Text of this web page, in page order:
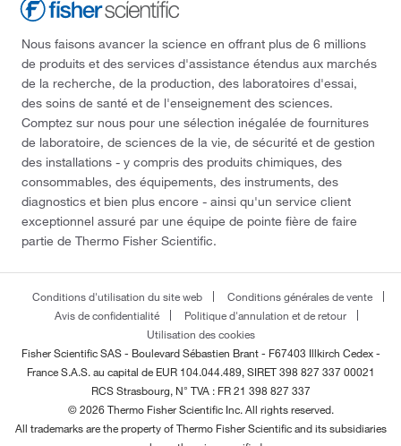
Nous faisons avancer la science en offrant plus de 6 millions
de produits et des services d'assistance étendus aux marchés
de la recherche, de la production, des laboratoires d'essai,
des soins de santé et de l'enseignement des sciences.
Comptez sur nous pour une sélection inégalée de fournitures
de laboratoire, de sciences de la vie, de sécurité et de gestion
des installations - y compris des produits chimiques, des
consommables, des équipements, des instruments, des
diagnostics et bien plus encore - ainsi qu'un service client
exceptionnel assuré par une équipe de pointe fière de faire
partie de Thermo Fisher Scientific.
Conditions d'utilisation du site web
Conditions générales de vente
Avis de confidentialité
Politique d'annulation et de retour
Utilisation des cookies
Fisher Scientific SAS - Boulevard Sébastien Brant - F67403 Illkirch Cedex -
FranceS.A.S. au capital de EUR 104.044.489, SIRET 398 827 337 00021
RCS Strasbourg, N° TVA : FR 21 398 827 337
© 2026 Thermo Fisher Scientific Inc. All rights reserved.
All trademarks are the property of Thermo Fisher Scientific and its subsidiaries